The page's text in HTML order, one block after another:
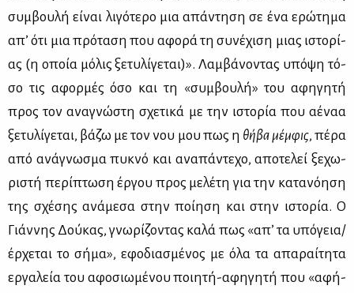
συμ­βου­λή εί­ναι λι­γό­τε­ρο μια απά­ντη­ση σε ένα ερώ­τη­μα
απ’ ότι μια πρό­τα­ση που αφο­ρά τη συ­νέ­χι­ση μιας ιστο­ρί­
ας (η οποία μό­λις ξε­τυ­λί­γε­ται)». Λαμ­βά­νο­ντας υπό­ψη τό­
σο τις αφορ­μές όσο και τη «συμ­βου­λή» του αφη­γη­τή
προς τον ανα­γνώ­στη σχε­τι­κά με την ιστο­ρία που αέ­ναα
ξε­τυ­λί­γε­ται, βά­ζω με τον νου μου πως η θή­βα μέμ­φις, πέ­ρα
από ανά­γνω­σμα πυ­κνό και ανα­πά­ντε­χο, απο­τε­λεί ξε­χω­
ρι­στή πε­ρί­πτω­ση έρ­γου προς με­λέ­τη για την κα­τα­νό­η­ση
της σχέ­σης ανά­με­σα στην ποί­η­ση και στην ιστο­ρία. Ο
Γιάν­νης Δού­κας, γνω­ρί­ζο­ντας κα­λά πως «απ’ τα υπό­γεια/
έρ­χε­ται το σή­μα», εφο­δια­σμέ­νος με όλα τα απα­ραί­τη­τα
ερ­γα­λεία του αφο­σιω­μέ­νου ποι­η­τή-αφη­γη­τή που «αφή­